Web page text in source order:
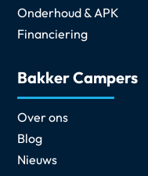
Onderhoud & APK
Financiering
Bakker Campers
Over ons
Blog
Nieuws